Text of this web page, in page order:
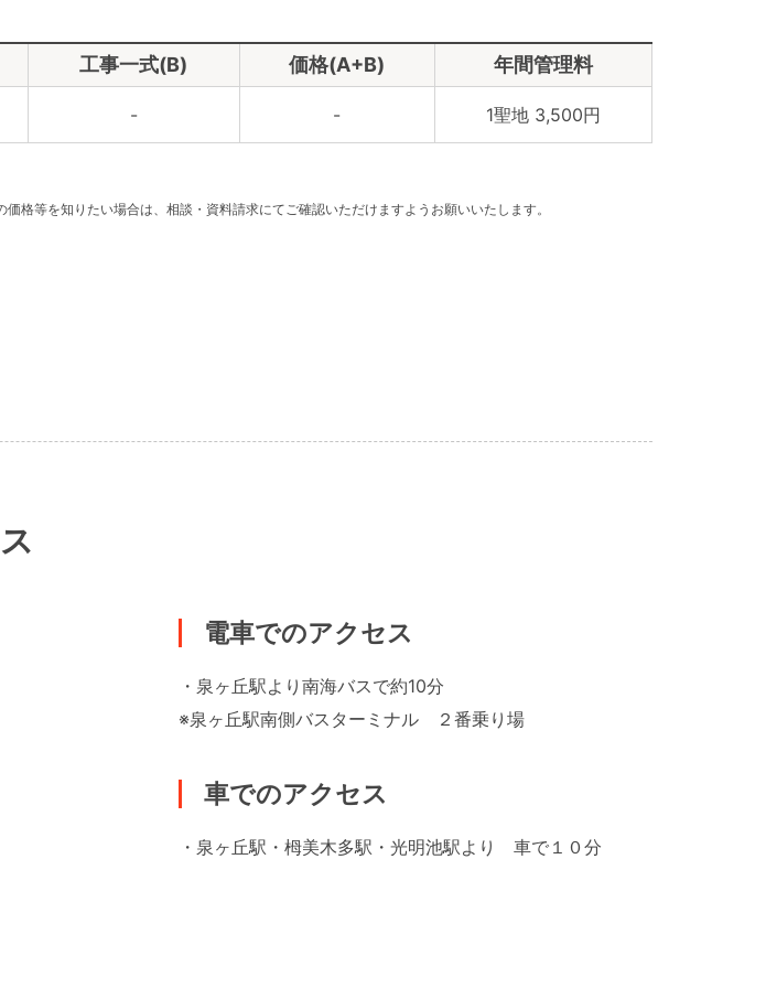
工事一式(B) 価格(A+B) 年間管理料
- - 1聖地 3,500円
格等を知りたい場合は、相談・資料請求にてご確認いただけますようお願いいたします。
電車でのアクセス
・泉ヶ丘駅より南海バスで約10分
※泉ヶ丘駅南側バスターミナル ２番乗り場
車でのアクセス
・泉ヶ丘駅・栂美木多駅・光明池駅より 車で１０分